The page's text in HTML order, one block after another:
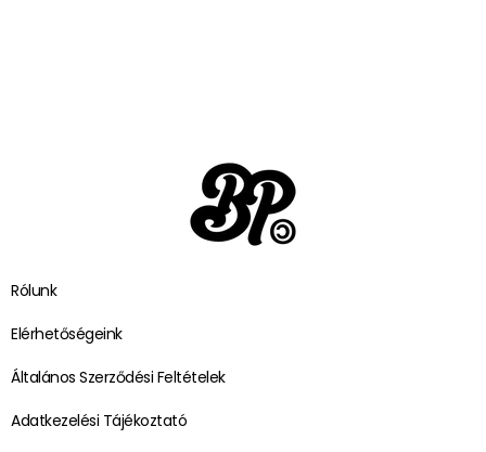
Rólunk
Elérhetőségeink
Általános Szerződési Feltételek
Adatkezelési Tájékoztató